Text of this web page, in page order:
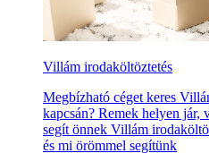
Villám irodaköltöztetés
Megbízható céget keres
kapcsán? Remek helyen jár,
segít önnek Villám
és mi örömmel segítünk